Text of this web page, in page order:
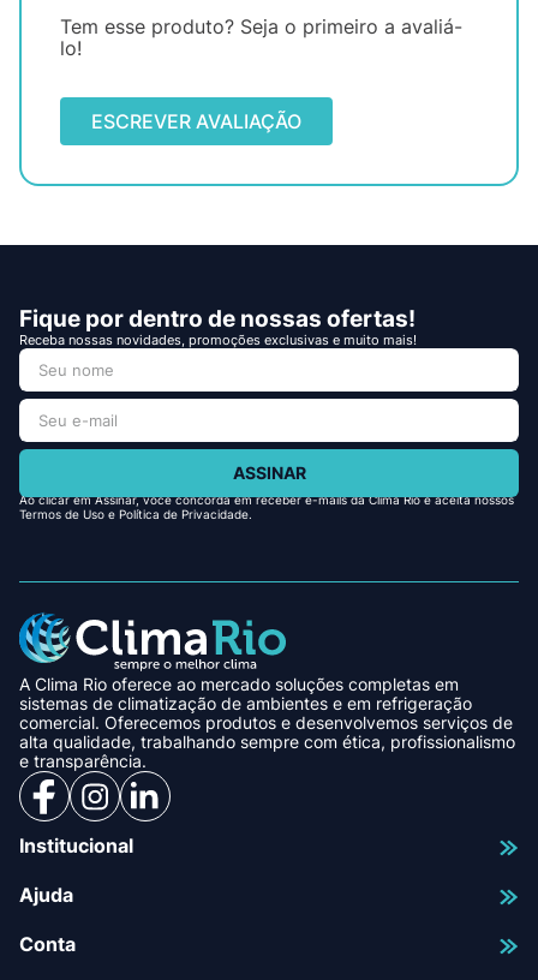
Tem esse produto? Seja o primeiro a avaliá-
lo!
ESCREVER AVALIAÇÃO
Fique por dentro de nossas ofertas!
Receba nossas novidades, promoções exclusivas e muito mais!
ASSINAR
Ao clicar em Assinar, você concorda em receber e-mails da Clima Rio e aceita nossos
Termos de Uso e Política de Privacidade.
A Clima Rio oferece ao mercado soluções completas em
sistemas de climatização de ambientes e em refrigeração
comercial. Oferecemos produtos e desenvolvemos serviços de
alta qualidade, trabalhando sempre com ética, profissionalismo
e transparência.
Institucional
Ajuda
Conta